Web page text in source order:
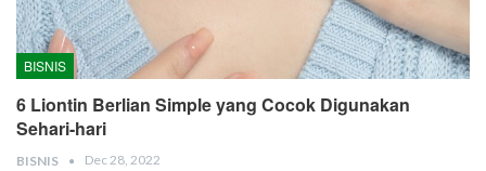
BISNIS
6 Liontin Berlian Simple yang Cocok Digunakan
Sehari-hari
BISNIS Dec 28, 2022